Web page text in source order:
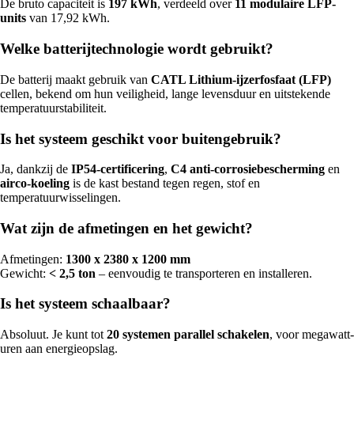
De bruto capaciteit is 197 kWh, verdeeld over 11 modulaire LFP-
units van 17,92 kWh.
Welke batterijtechnologie wordt gebruikt?
De batterij maakt gebruik van CATL Lithium-ijzerfosfaat (LFP)
cellen, bekend om hun veiligheid, lange levensduur en uitstekende
temperatuurstabiliteit.
Is het systeem geschikt voor buitengebruik?
Ja, dankzij de IP54-certificering, C4 anti-corrosiebescherming en
airco-koeling is de kast bestand tegen regen, stof en
temperatuurwisselingen.
Wat zijn de afmetingen en het gewicht?
Afmetingen: 1300 x 2380 x 1200 mm
Gewicht: < 2,5 ton – eenvoudig te transporteren en installeren.
Is het systeem schaalbaar?
Absoluut. Je kunt tot 20 systemen parallel schakelen, voor megawatt-
uren aan energieopslag.